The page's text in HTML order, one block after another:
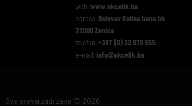
web: www.nkcelik.ba
adresa: Bulevar Kulina bana bb
72000 Zenica
telefon: +387 (0) 32 978 555
e-mail: info@nkcelik.ba
Sva prava zadržana © 2026